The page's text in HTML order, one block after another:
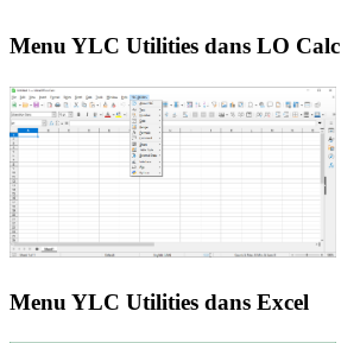
Menu YLC Utilities dans LO Calc
Menu YLC Utilities dans Excel